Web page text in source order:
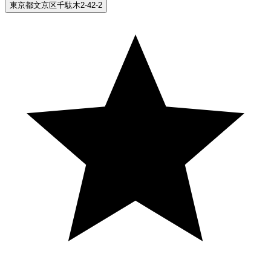
東京都文京区千駄木2-42-2